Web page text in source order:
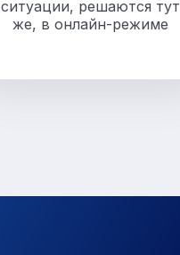
ситуации, решаются тут
же, в онлайн-режиме